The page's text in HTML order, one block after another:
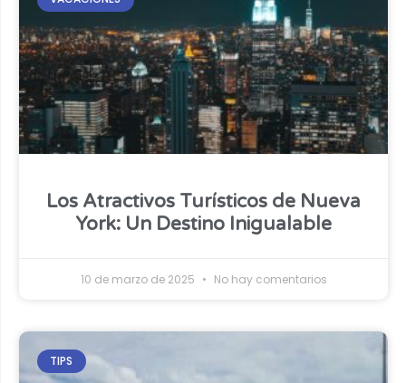
Los Atractivos Turísticos de Nueva
York: Un Destino Inigualable
10 de marzo de 2025 No hay comentarios
TIPS